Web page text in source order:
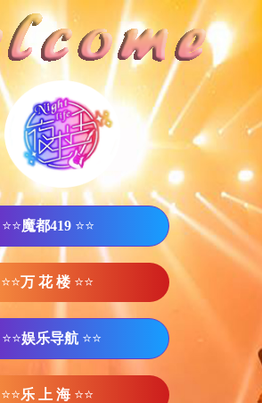
⭐⭐魔都419 ⭐⭐
⭐⭐万 花 楼 ⭐⭐
⭐⭐娱乐导航 ⭐⭐
⭐⭐乐 上 海 ⭐⭐